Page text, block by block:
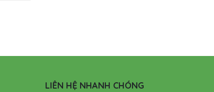
LIÊN HỆ NHANH CHÓNG